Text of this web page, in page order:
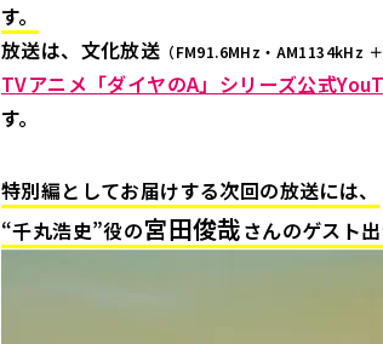
す。
放送は、文化放送 （FM91.6MHz・AM1134kHz
TVアニメ「ダイヤのA」シリーズ公式
す。
特別編としてお届けする次回の放送には、
“千丸浩史”役の宮田俊哉さんのゲスト